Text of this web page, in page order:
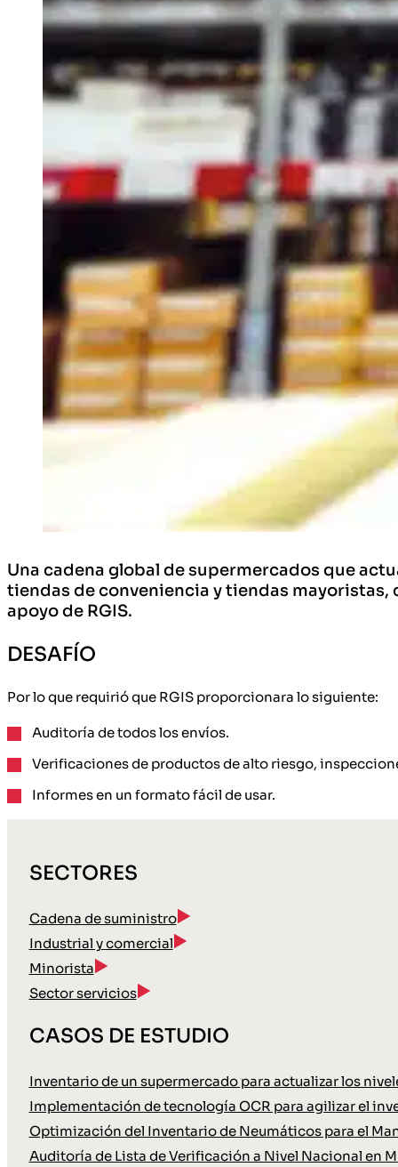
Una cadena global de supermercados que
tiendas de conveniencia y tiendas mayoristas,
apoyo de RGIS.
DESAFÍO
Por lo que requirió que RGIS proporcionara lo siguiente:
Auditoría de todos los envíos.
Verificaciones de productos de alto riesgo,
Informes en un formato fácil de usar.
SECTORES
Cadena de suministro
Industrial y comercial
Minorista
Sector servicios
CASOS DE ESTUDIO
Inventario de un supermercado para actualizar los
Implementación de tecnología OCR para agilizar el
Optimización del Inventario de Neumáticos para el
Auditoría de Lista de Verificación a Nivel Nacional en